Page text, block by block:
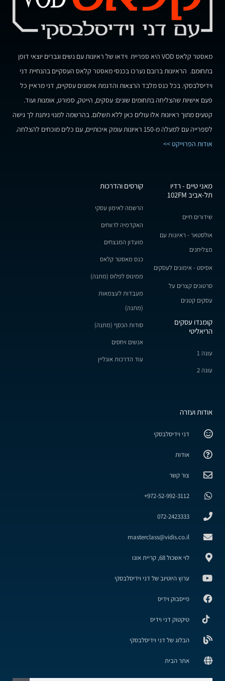
מאסטר קלאס VOD היא ספריית וידאו של ראיונות עם נשים וגברים יוצאי דופן
בתחומם. הראיונות ברובם נערכו בכנסי מאסטר קלאס העסקיים בהנחיית דני
וידיסלבסקי. בכל כנס מלבד הרצאות והדגמת אימונים עסקיים, דני מראיין כל
פעם אישיות שהצליחה בתחומים שונים: עסקים, הייטק, ספורט, אומנות ועוד.
קטעים מתוך ראיונות אלו עולים כאן ללא תשלום. בהרשמה למנוי ניתנת לך גישה
לספרייה עם למעלה מ-150 ראיונות עומק איכותיים, עם כלים מוכחים להצלחה.
אודות הפרוייקט >>
מאני טיים - רדיו
תל-אביב 102FM
שידורים חיים
אולסטאר - ראיונות עם
מצליחנים
אסיסט - אימונים לעסקים
סרטונים קצרים על
עסקים קטנים
קומנדו עסקים
הריאליטי
עונה 1
עונה 2
קורסים והדרכות
הרשמה לאימון עסקי
האקדמיה לרווחים
מועדון המנצחים
כנס מאסטר קלאס
ממינוס לפלוס (מתנה)
מעבדות לעצמאות
(מתנה)
סודות הכסף (מתנה)
אנשים ויחסים
עוד הדרכות אונליין
אודות ועזרה
דני וידיסלבסקי
אודות
צור קשר
972-52-992-3112+
072-2423333
masterclass@vidis.co.il
לוי אשכול 68, קריית אונו
ערוץ היוטיוב של דני וידיסלבסקי
פייסבוק וידיס
טיקטוק דני וידיס
הבלוג של דני וידיסלבסקי
אתר הבית